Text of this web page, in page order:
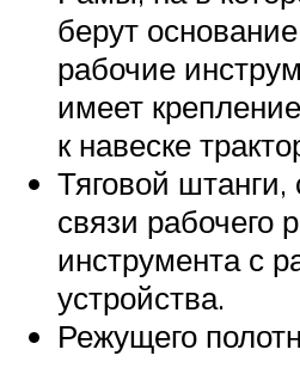
берут
рабочие
имеет
к навеске
Тяговой
связи рабочего
инструмента с
устройства.
Режущего